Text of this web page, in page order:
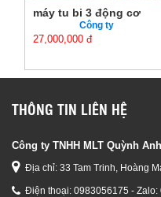
máy tu bi 3 động cơ
Công ty
27,000,000 đ
THÔNG TIN LIÊN HỆ
Công ty TNHH MLT Quỳnh Anh
Địa chỉ: 33 Tam Trinh, Hoàng
Điện thoại: 0983056175 - Zalo: